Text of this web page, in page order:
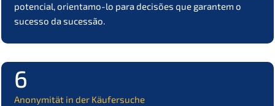
poten­cial, orien­ta­mo-lo para decis­ões que garan­tem o
suces­so da sucessão.
6
Anony­mi­tät in der Käufersuche